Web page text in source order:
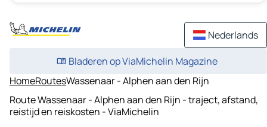
Nederlands
Bladeren op ViaMichelin Magazine
HomeRoutesWassenaar - Alphen aan den Rijn
Route Wassenaar - Alphen aan den Rijn - traject, afstand,
reistijd en reiskosten - ViaMichelin